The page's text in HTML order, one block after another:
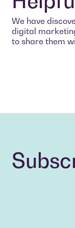
We have
digital
to share them